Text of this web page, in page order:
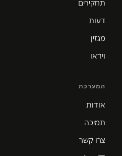
תחקירים
דעות
מגזין
וידאו
המערכת
אודות
תמיכה
צרו קשר